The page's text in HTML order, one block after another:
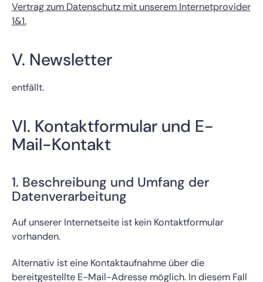
Vertrag zum Datenschutz mit unserem Internetprovider
1&1.
V. Newsletter
entfällt.
VI. Kontaktformular und E-
Mail-Kontakt
1. Beschreibung und Umfang der
Datenverarbeitung
Auf unserer Internetseite ist kein Kontaktformular
vorhanden.
Alternativ ist eine Kontaktaufnahme über die
bereitgestellte E-Mail-Adresse möglich. In diesem Fall